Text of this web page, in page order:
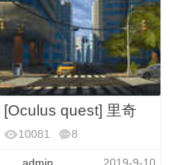
[Oculus quest] 里奇
10081
8
admin 2019-9-10